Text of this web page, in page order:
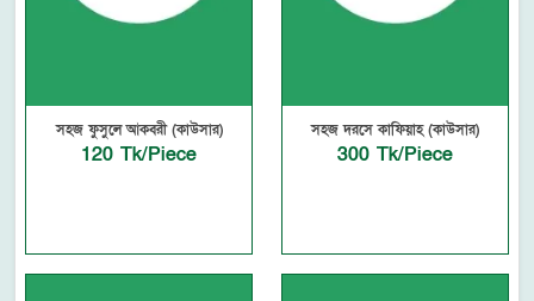
সহজ ফুসুলে আকবরী (কাউসার)
120 Tk/Piece
সহজ দরসে কাফিয়াহ (কাউসার)
300 Tk/Piece